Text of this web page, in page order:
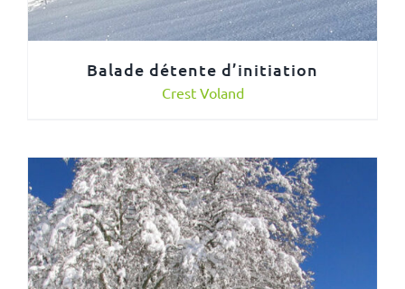
Balade détente d’initiation
Crest Voland